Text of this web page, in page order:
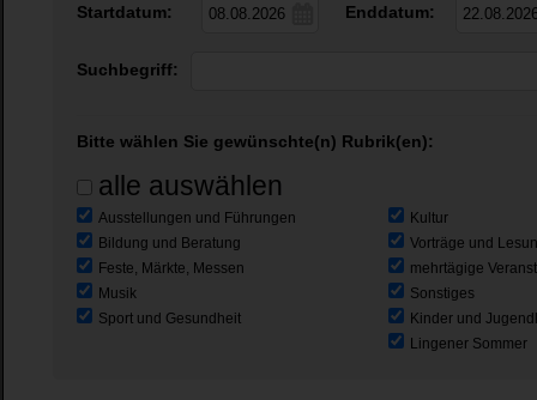
Startdatum: Enddatum:
Suchbegriff:
Bitte wählen Sie gewünschte(n) Rubrik(en):
alle auswählen
Ausstellungen und Führungen
Bildung und Beratung
Feste, Märkte, Messen
Musik
Sport und Gesundheit
Kultur
Vorträge und
mehrtägige
Sonstiges
Kinder und
Lingener Sommer